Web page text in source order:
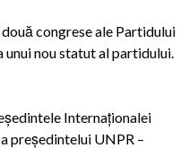
congrese ale Partidului
nou statut al partidului.
Internaţionalei
preşedintelui UNPR –